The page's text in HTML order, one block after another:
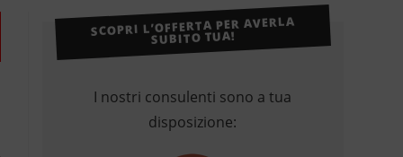
SCOPRI L’OFFERTA PER AVERLA
SUBITO TUA!
I nostri consulenti sono a tua
disposizione: